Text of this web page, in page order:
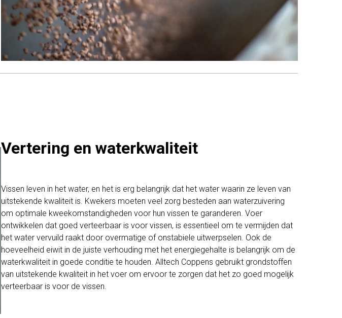
Vertering en waterkwaliteit
Vissen leven in het water, en het is erg belangrijk dat het water waarin ze leven van
uitstekende kwaliteit is. Kwekers moeten veel zorg besteden aan waterzuivering
om optimale kweekomstandigheden voor hun vissen te garanderen. Voer
ontwikkelen dat goed verteerbaar is voor vissen, is essentieel om te vermijden dat
het water vervuild raakt door overmatige of onstabiele uitwerpselen. Ook de
hoeveelheid eiwit in de juiste verhouding met het energiegehalte is belangrijk om de
waterkwaliteit in goede conditie te houden. Alltech Coppens gebruikt grondstoffen
van uitstekende kwaliteit in het voer om ervoor te zorgen dat het zo goed mogelijk
verteerbaar is voor de vissen.